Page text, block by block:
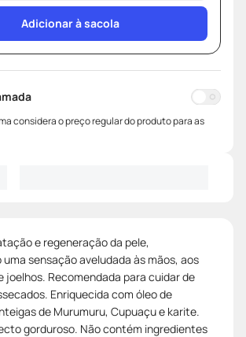
Adicionar à sacola
considera o preço regular do produto para as
e regeneração da pele,
sensação aveludada às mãos, aos
joelhos. Recomendada para cuidar de
Enriquecida com óleo de
de Murumuru, Cupuaçu e karite.
gorduroso. Não contém ingredientes